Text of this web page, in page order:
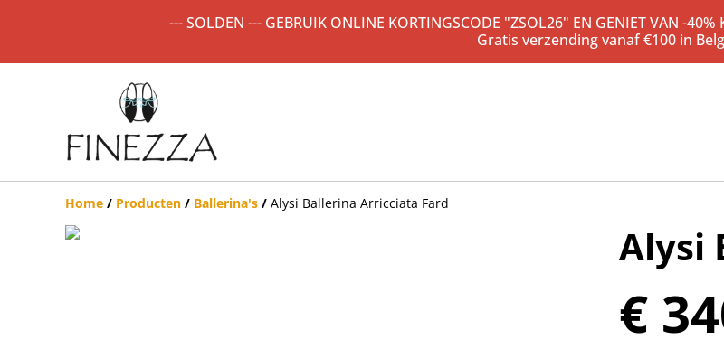
--- SOLDEN --- GEBRUIK ONLINE KORTINGSCODE "ZSOL26" EN GENIET VAN -
Gratis verzending vanaf €100 in
Home / Producten / Ballerina's / Alysi Ballerina Arricciata Fard
Alysi
€